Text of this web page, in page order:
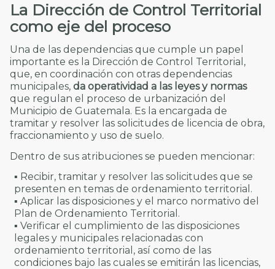
La Dirección de Control Territorial
como eje del proceso
Una de las dependencias que cumple un papel
importante es la Dirección de Control Territorial,
que, en coordinación con otras dependencias
municipales, da operatividad a las leyes y normas
que regulan el proceso de urbanización del
Municipio de Guatemala. Es la encargada de
tramitar y resolver las solicitudes de licencia de obra,
fraccionamiento y uso de suelo.
Dentro de sus atribuciones se pueden mencionar:
▪ Recibir, tramitar y resolver las solicitudes que se
presenten en temas de ordenamiento territorial.
▪ Aplicar las disposiciones y el marco normativo del
Plan de Ordenamiento Territorial.
▪ Verificar el cumplimiento de las disposiciones
legales y municipales relacionadas con
ordenamiento territorial, así como de las
condiciones bajo las cuales se emitirán las licencias,